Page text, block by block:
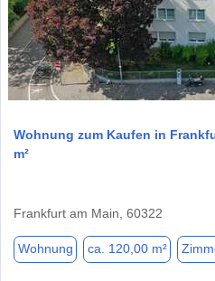
Wohnung zum Kaufen in
m²
Frankfurt am Main, 60322
Wohnung ca. 120,00 m²